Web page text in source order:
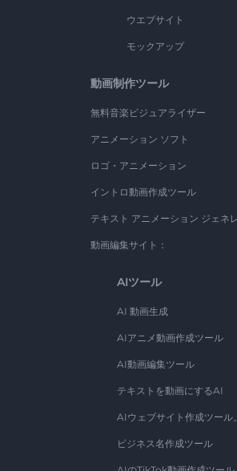
ウエブサイト
モックアップ
動画制作ツール
無料音楽ビジュアライザー
アニメーション ソフト
ロゴ・アニメーション
イントロ動画作成ツール
テキスト アニメーション ジェネ
動画編集サイト：
AIツール
AI 動画生成
AIアニメ動画作成ツール
AI動画編集ツール
テキストを動画にするAI
AIウェブサイト作成ツール。
ビジネス名作成ツール